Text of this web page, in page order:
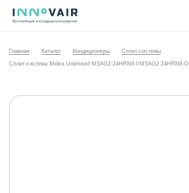
Главная Каталог Кондиционеры Сплит-системы
Сплит-система Midea Unlimited MSAG2-24HRN8-I/MSAG2-24HRN8-O